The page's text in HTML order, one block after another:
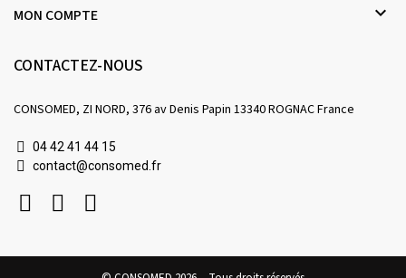
MON COMPTE 
CONTACTEZ-NOUS
CONSOMED, ZI NORD, 376 av Denis Papin 13340 ROGNAC France
04 42 41 44 15
contact@consomed.fr